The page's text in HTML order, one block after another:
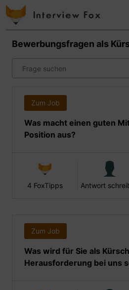
Bewerbungsfragen als
Zum Job
Was macht einen guten
Position aus?
4 FoxTipps Antwort
Zum Job
Was wird für Sie als
Herausforderung bei uns